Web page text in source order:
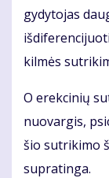
gydytojas
kilmės
O erekcinių
nuovargis,
šio sutrikimo
supratinga.